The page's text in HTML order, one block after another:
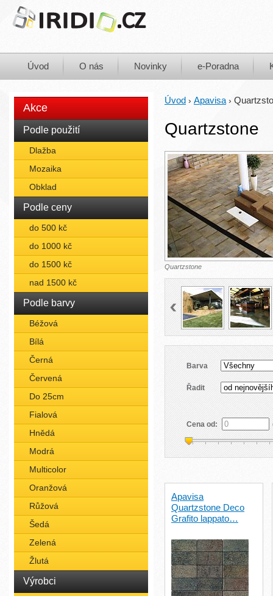
Úvod O nás Novinky e-Poradna
Akce
Podle použití
Dlažba
Mozaika
Obklad
Podle ceny
do 500 kč
do 1000 kč
do 1500 kč
nad 1500 kč
Podle barvy
Béžová
Bílá
Černá
Červená
Do 25cm
Fialová
Hnědá
Modrá
Multicolor
Oranžová
Růžová
Šedá
Zelená
Žlutá
Výrobci
Úvod › Apavisa ›
Quartzstone
Quartzstone
Barva
Řadit
Cena od:
Apavisa
Quartzstone Deco
Grafito lappato…